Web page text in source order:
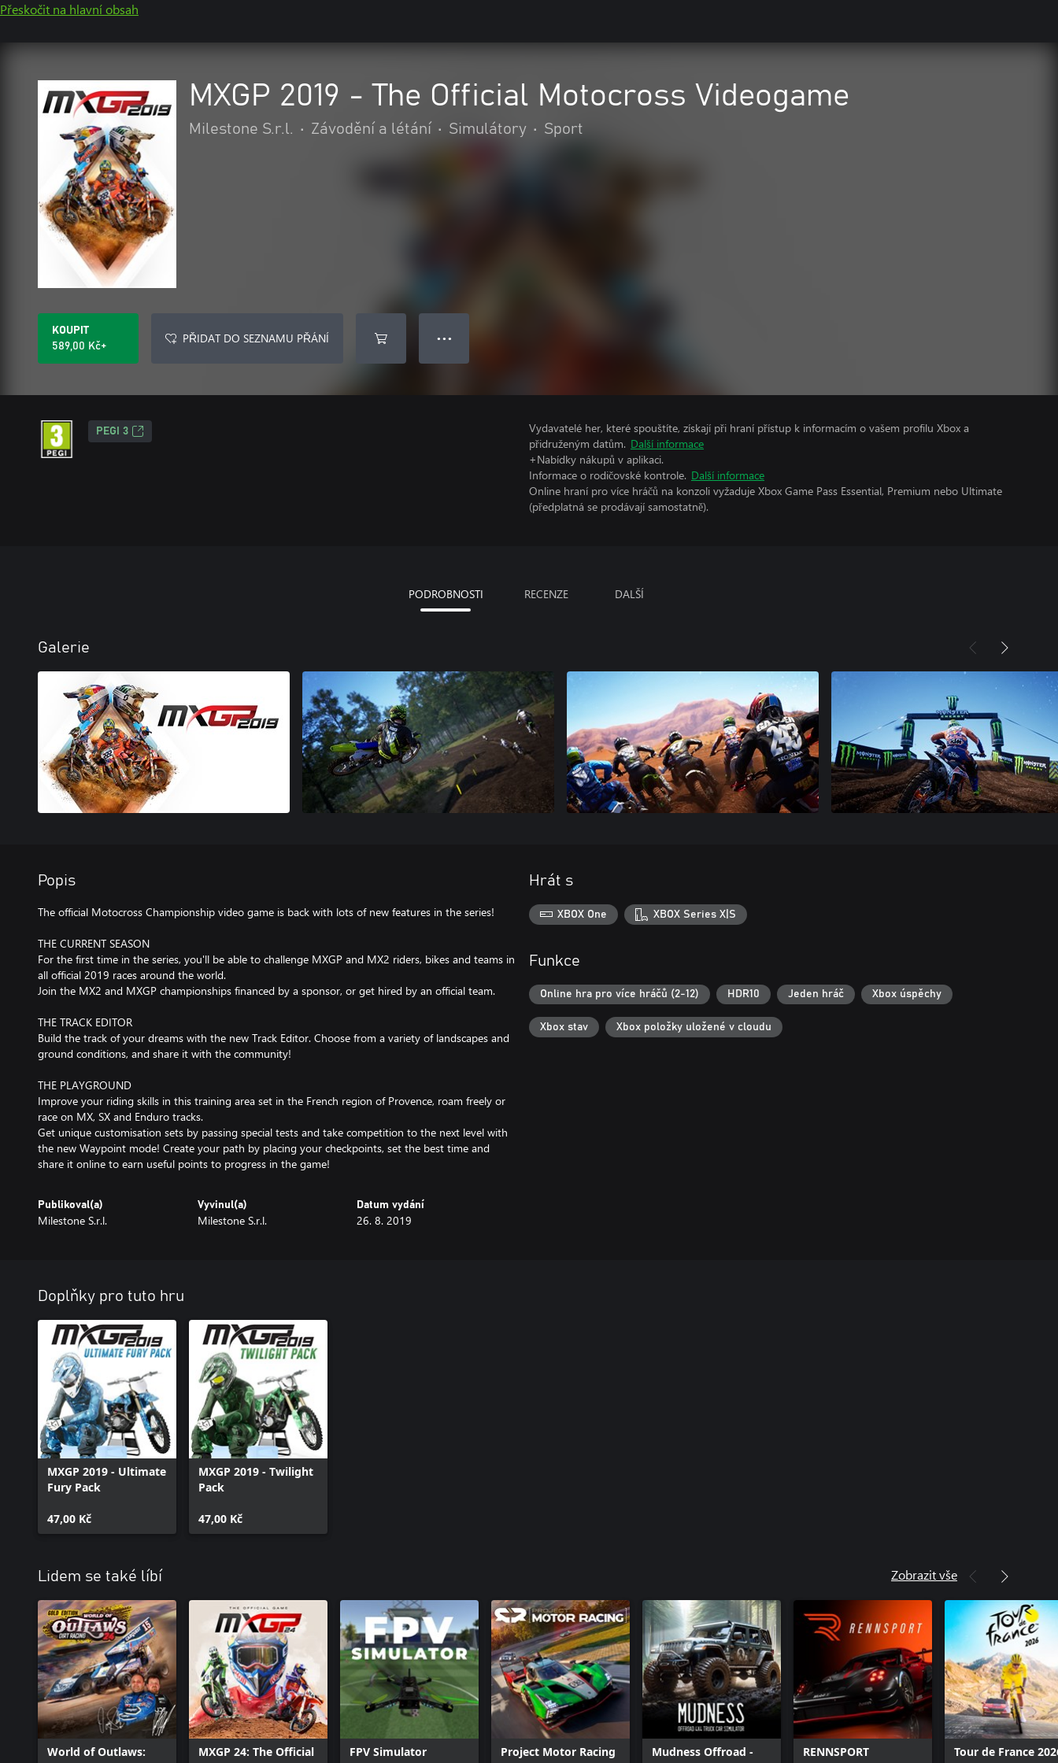
Přeskočit na hlavní obsah
MXGP 2019 - The Official Motocross Videogame
Milestone S.r.l. • Závodění a létání • Simulátory • Sport
KOUPIT
589,00 Kč+
PŘIDAT DO SEZNAMU PŘÁNÍ ● ● ●
PEGI 3
Vydavatelé her, které spouštíte, získají při hraní přístup k informacím o vašem profilu Xbox a
přidruženým datům. Další informace
+Nabídky nákupů v aplikaci.
Informace o rodičovské kontrole. Další informace
Online hraní pro více hráčů na konzoli vyžaduje Xbox Game Pass Essential, Premium nebo Ultimate
(předplatná se prodávají samostatně).
PODROBNOSTI RECENZE DALŠÍ
Galerie
Popis
The official Motocross Championship video game is back with lots of new features in the series!
THE CURRENT SEASON
For the first time in the series, you'll be able to challenge MXGP and MX2 riders, bikes and teams in
all official 2019 races around the world.
Join the MX2 and MXGP championships financed by a sponsor, or get hired by an official team.
THE TRACK EDITOR
Build the track of your dreams with the new Track Editor. Choose from a variety of landscapes and
ground conditions, and share it with the community!
THE PLAYGROUND
Improve your riding skills in this training area set in the French region of Provence, roam freely or
race on MX, SX and Enduro tracks.
Get unique customisation sets by passing special tests and take competition to the next level with
the new Waypoint mode! Create your path by placing your checkpoints, set the best time and
share it online to earn useful points to progress in the game!
Publikoval(a)
Milestone S.r.l.
Vyvinul(a)
Milestone S.r.l.
Datum vydání
26. 8. 2019
Hrát s
XBOX One XBOX Series X|S
Funkce
Online hra pro více hráčů (2-12) HDR10 Jeden hráč Xbox úspěchy
Xbox stav Xbox položky uložené v cloudu
Doplňky pro tuto hru
MXGP 2019 - Ultimate
Fury Pack
47,00 Kč
MXGP 2019 - Twilight
Pack
47,00 Kč
Lidem se také líbí Zobrazit vše
World of Outlaws:
MXGP 24: The Official
FPV Simulator Project Motor Racing
Mudness Offroad -
RENNSPORT Tour de France